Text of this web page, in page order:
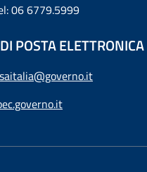
06 6779.5999
POSTA ELETTRONICA